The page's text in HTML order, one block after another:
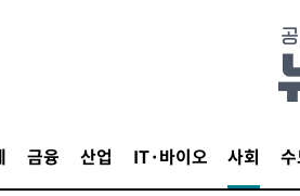
금융 산업 IT·바이오 사회
표…金 47.75%·鄭
7번 의미보단 팀 위해 뛸
당 30㎜ '강한 비'[내일날씨]